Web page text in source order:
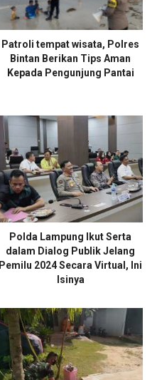
Patroli tempat wisata, Polres
Bintan Berikan Tips Aman
Kepada Pengunjung Pantai
Polda Lampung Ikut Serta
dalam Dialog Publik Jelang
Pemilu 2024 Secara Virtual, Ini
Isinya